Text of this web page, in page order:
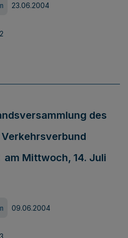
23.06.2004
des
am Mittwoch, 14. Juli
09.06.2004